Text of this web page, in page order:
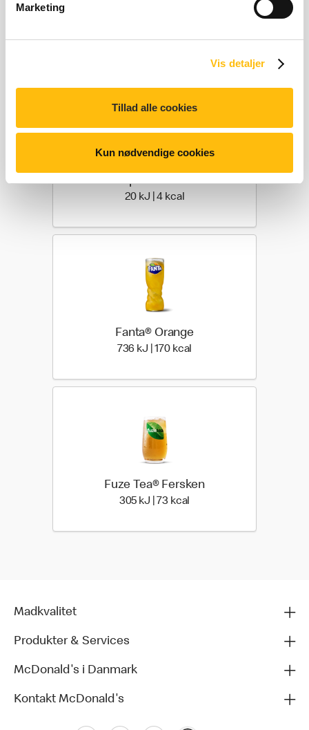
Marketing
Vis detaljer
Tillad alle cookies
Kun nødvendige cookies
Sprite® Zero
20 kJ | 4 kcal
Fanta® Orange
736 kJ | 170 kcal
Fuze Tea® Fersken
305 kJ | 73 kcal
Madkvalitet
Produkter & Services
McDonald's i Danmark
Kontakt McDonald's